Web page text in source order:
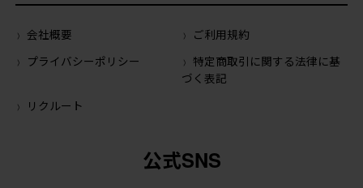
会社概要
ご利用規約
プライバシーポリシー
特定商取引に関する法律に基
づく表記
リクルート
公式SNS